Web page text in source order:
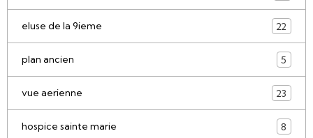
eluse de la 9ieme 22
plan ancien 5
vue aerienne 23
hospice sainte marie 8